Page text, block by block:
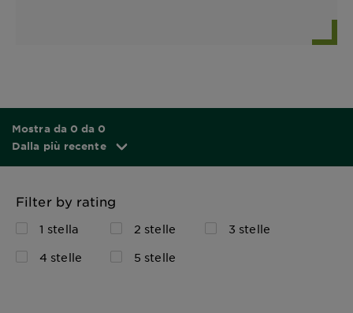
Mostra da 0 da 0
Dalla più recente
Filter by rating
1 stella 2 stelle
3 stelle
4 stelle
5 stelle